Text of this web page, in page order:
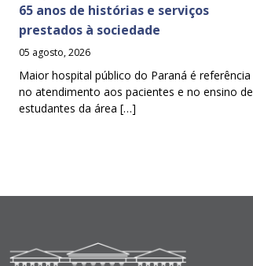
65 anos de histórias e serviços
prestados à sociedade
05 agosto, 2026
Maior hospital público do Paraná é referência
no atendimento aos pacientes e no ensino de
estudantes da área […]